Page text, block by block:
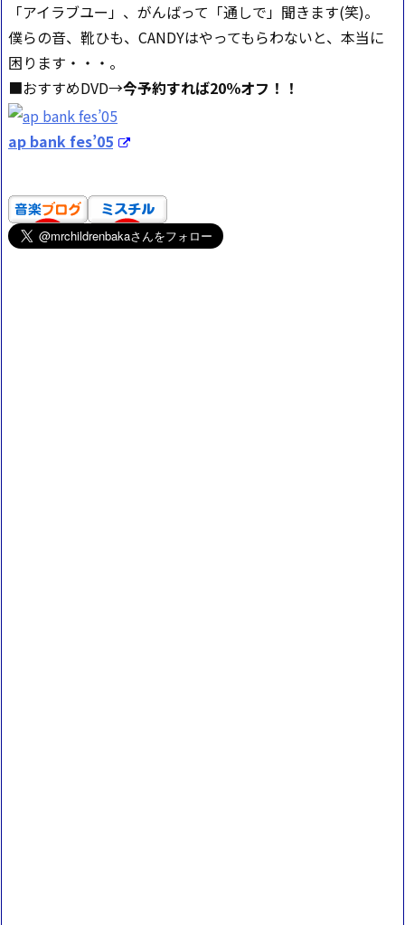
「アイラブユー」、がんばって「通しで」聞きます(笑)。
僕らの音、靴ひも、CANDYはやってもらわないと、本当に
困ります・・・。
■おすすめDVD→今予約すれば20％オフ！！
ap bank fes’05